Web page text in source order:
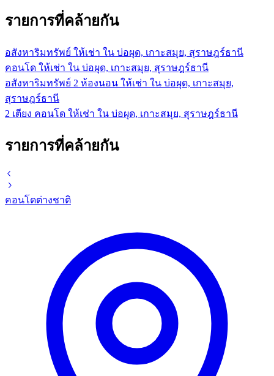
รายการที่คล้ายกัน
อสังหาริมทรัพย์ ให้เช่า ใน บ่อผุด, เกาะสมุย, สุราษฎร์ธานี
คอนโด ให้เช่า ใน บ่อผุด, เกาะสมุย, สุราษฎร์ธานี
อสังหาริมทรัพย์ 2 ห้องนอน ให้เช่า ใน บ่อผุด, เกาะสมุย,
สุราษฎร์ธานี
2 เตียง คอนโด ให้เช่า ใน บ่อผุด, เกาะสมุย, สุราษฎร์ธานี
รายการที่คล้ายกัน
คอนโดต่างชาติ